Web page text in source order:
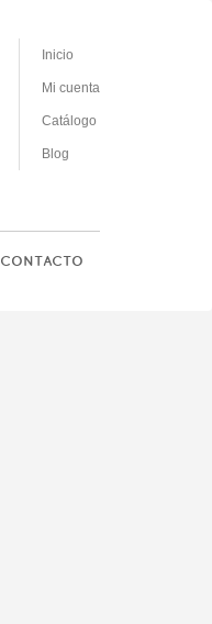
Inicio
Mi cuenta
Catálogo
Blog
CONTACTO